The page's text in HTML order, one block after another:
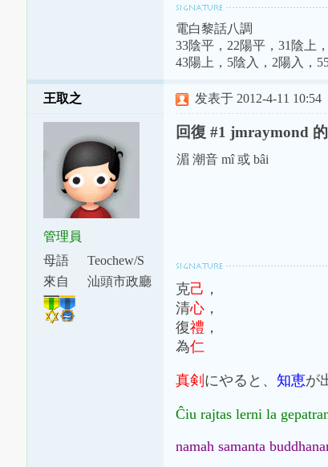
電白黎話八調
33陰平，22陽平，31陰上
43陽上，5陰入，2陽入，
王取之
管理員
母語
Teochew/S
watow
來自
汕頭市政廳
发表于 2012-4-11 10:54
回復 #1 jmraymond
湄 潮音 mî 或 bâi
克己 ，
清心，
復禮 ，
為仁
真剣 にやると、 知恵が
Ĉiu rajtas lerni la
namah samanta